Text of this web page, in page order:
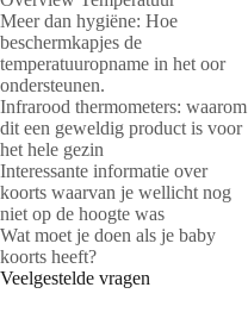
Meer dan hygiëne: Hoe
beschermkapjes de
temperatuuropname in het oor
ondersteunen.
Infrarood thermometers: waarom
dit een geweldig product is voor
het hele gezin
Interessante informatie over
koorts waarvan je wellicht nog
niet op de hoogte was
Wat moet je doen als je baby
koorts heeft?
Veelgestelde vragen